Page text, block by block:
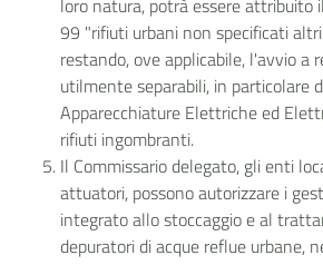
loro natura, potrà essere attribuito
99 "rifiuti urbani non specificati
restando, ove applicabile, l'avvio a
utilmente separabili, in particolare
Apparecchiature Elettriche ed
rifiuti ingombranti.
Il Commissario delegato, gli enti
attuatori, possono autorizzare i
integrato allo stoccaggio e al
depuratori di acque reflue urbane,